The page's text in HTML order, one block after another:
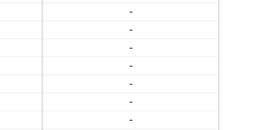
-
-
-
-
-
-
-